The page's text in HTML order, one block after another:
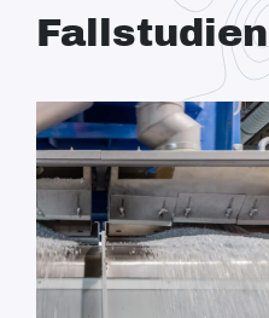
Fallstudien